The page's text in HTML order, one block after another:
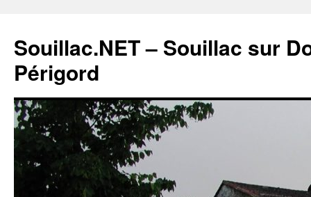
Souillac.NET – Souillac sur
Périgord